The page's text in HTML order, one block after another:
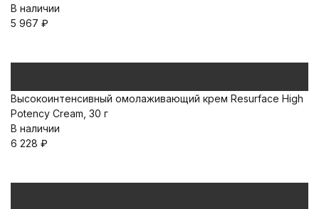
В наличии
5 967 ₽
Высокоинтенсивный омолаживающий крем Resurface High
Potency Cream, 30 г
В наличии
6 228 ₽